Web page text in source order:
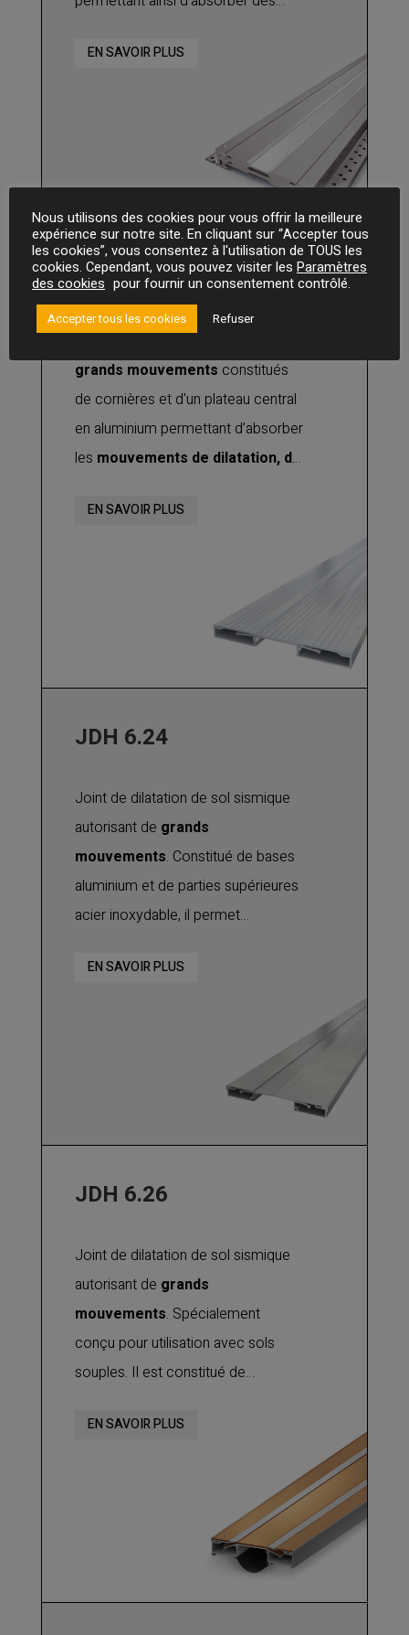
horizontaux, verticaux et de
aluminium interchangeables avec en
option la mise en place d'une bande
de mise à niveau en nitrile.
Utilisable pour tout type de finition :
joint de dilatation pour béton,
chape, carrelage, etc.
EN SAVOIR PLUS
JDH 6.22
grands mouvements constitués
de cornières et d'un plateau central
en aluminium permettant d’absorber
les mouvements de dilatation, de
mouvements verticaux et de
béton, chape, carrelage, etc.
EN SAVOIR PLUS
JDH 6.24
Joint de dilatation de sol sismique
autorisant de grands
mouvements. Constitué de bases
aluminium et de parties supérieures
acier inoxydable, il permet
dilatation, de contraction, ainsi
Utilisable pour tout type de finition :
joint de dilatation pour béton,
EN SAVOIR PLUS
JDH 6.26
Joint de dilatation de sol sismique
autorisant de grands
mouvements. Spécialement
conçu pour utilisation avec sols
souples. Il est constitué de
aluminium avec une réservation de
mouvements de dilatation, de
contraction, ainsi que des
mouvements verticaux et de
Utilisé avec des sols souples, il est
EN SAVOIR PLUS
Nous utilisons des cookies pour vous offrir la meilleure
expérience sur notre site. En cliquant sur “Accepter tous
les cookies”, vous consentez à l'utilisation de TOUS les
cookies. Cependant, vous pouvez visiter les Paramètres
des cookies pour fournir un consentement contrôlé.
Accepter tous les cookies Refuser